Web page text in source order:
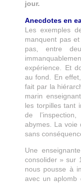
jour.
Anecdotes en
Les exemples
manquent pas
pas, entre
expérience. Et
au fond. En
fait par la
marin
les torpilles tant
de
abymes. La voie
sans
Une
consolider » sur
nous pousse à
avec un aplomb